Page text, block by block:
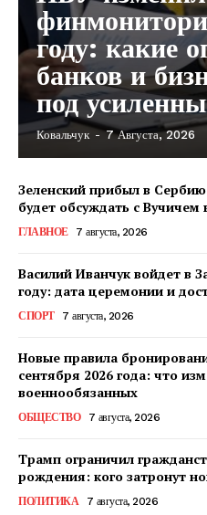
году: какие
банков и
под
Ковальчук - 7 Августа, 2026
Зеленский прибыл в
будет обсуждать с Вучичем
ГЛАВНОЕ 7 августа, 2026
Василий Иванчук войдет в
году: дата церемонии и
СПОРТ 7 августа, 2026
Новые правила
сентября 2026 года: что
военнообязанных
ОБЩЕСТВО 7 августа, 2026
Трамп ограничил
рождения: кого затронут
ПОЛИТИКА 7 августа, 2026